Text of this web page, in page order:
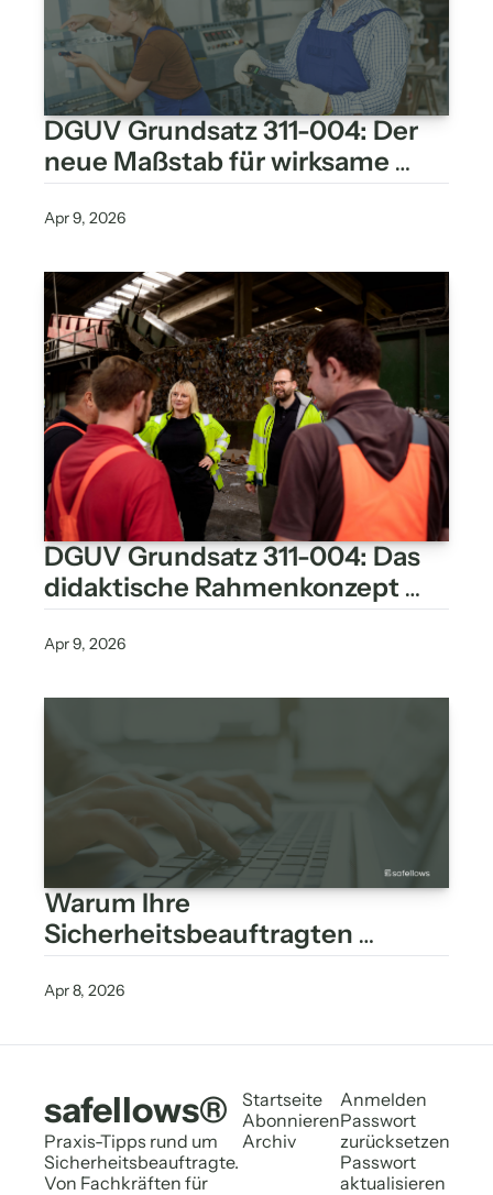
DGUV Grundsatz 311-004: Der
neue Maßstab für wirksame
Sicherheitsbeauftragte
Apr 9, 2026
DGUV Grundsatz 311-004: Das
didaktische Rahmenkonzept
wirklich nutzen
Apr 9, 2026
Warum Ihre
Sicherheitsbeauftragten
unsichtbar bleiben – und was
das mit System zu tun hat
Apr 8, 2026
safellows®
Praxis-Tipps rund um
Sicherheitsbeauftragte.
Von Fachkräften für
Startseite
Abonnieren
Archiv
Anmelden
Passwort
zurücksetzen
Passwort
aktualisieren